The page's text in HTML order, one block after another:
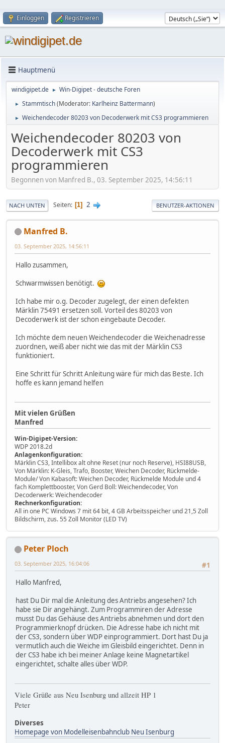
Einloggen Registrieren
Hauptmenü
windigipet.de ► Win-Digipet - deutsche Foren
► Stammtisch(Moderator: Karlheinz Battermann)
► Weichendecoder 80203 von Decoderwerk mit CS3 programmieren
Weichendecoder 80203 von
Decoderwerk mit CS3
programmieren
Begonnen von Manfred B., 03. September 2025, 14:56:11
NACH UNTEN Seiten 1 2 BENUTZER-AKTIONEN
Manfred B.
03. September 2025, 14:56:11
Hallo zusammen,
Schwarmwissen benötigt.
Ich habe mir o.g. Decoder zugelegt, der einen defekten
Märklin 75491 ersetzen soll. Vorteil des 80203 von
Decoderwerk ist der schon eingebaute Decoder.
Ich möchte dem neuen Weichendecoder die Weichenadresse
zuordnen, weiß aber nicht wie das mit der Märklin CS3
funktioniert.
Eine Schritt für Schritt Anleitung wäre für mich das Beste. Ich
hoffe es kann jemand helfen
Mit vielen Grüßen
Manfred
Win-Digipet-Version:
WDP 2018.2d
Anlagenkonfiguration:
Märklin CS3, Intellibox alt ohne Reset (nur noch Reserve), HSI88USB,
Von Märklin: K-Gleis, Trafo, Booster, Weichen Decoder, Rückmelde-
Module/ Von Kabasoft: Weichen Decoder, Rückmelde Module und 4
fach Komplettbooster, Von Gerd Boll: Weichendecoder, Von
Decoderwerk: Weichendecoder
Rechnerkonfiguration:
All in one PC Windows 7 mit 64 bit, 4 GB Arbeitsspeicher und 21,5 Zoll
Bildschirm, zus. 55 Zoll Monitor (LED TV)
Peter Ploch
#1
03. September 2025, 16:04:06
Hallo Manfred,
hast Du Dir mal die Anleitung des Antriebs angesehen? Ich
habe sie Dir angehängt. Zum Programmiren der Adresse
musst Du das Gehäuse des Antriebs abnehmen und dort den
Programmierknopf drücken. Die Adresse habe ich nicht mit
der CS3, sondern über WDP einprogrammiert. Dort hast Du ja
vermutlich auch die Weiche im Gleisbild eingerichtet. Denn in
der CS3 habe ich bei meiner Anlage keine Magnetartikel
eingerichtet, schalte alles über WDP.
Viele Grüße aus Neu Isenburg und allzeit HP 1
Peter
Diverses
Homepage von Modelleisenbahnclub Neu Isenburg